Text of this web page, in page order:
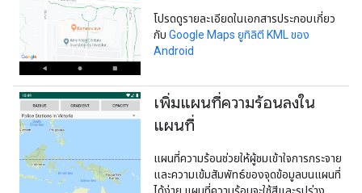
โปรดดูรายละเอียดในเอกสารประกอบเกี่ยว
กับ Google Maps ยูทิลิตี KML ของ
Android
เพิ่มแผนที่ความร้อนลงใน
แผนที่
แผนที่ความร้อนช่วยให้ผู้ชมเข้าใจการกระจาย
และความเข้มสัมพัทธ์ของจุดข้อมูลบนแผนที่